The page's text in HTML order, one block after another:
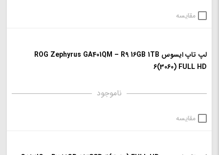
مقایسه
لپ تاپ ایسوس ROG Zephyrus GA401QM – R9 16GB 1TB
6(3060) FULL HD
ناموجود
مقایسه